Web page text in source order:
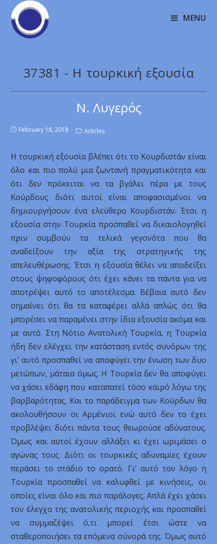
MENU
37381 - Η τουρκική εξουσία
Ν. Λυγερός
February 18, 2018 Articles
Η τουρκική εξουσία βλέπει ότι το Κουρδιστάν είναι
όλο και πιο πολύ μια ζωντανή πραγματικότητα και
ότι δεν πρόκειται να τα βγάλει πέρα με τους
Κούρδους διότι αυτοί είναι αποφασισμένοι να
δημιουργήσουν ένα ελεύθερο Κουρδιστάν. Έτσι η
εξουσία στην Τουρκία προσπαθεί να δικαιολογηθεί
πριν συμβούν τα τελικά γεγονότα που θα
αναδείξουν την αξία της στρατηγικής της
απελευθέρωσης. Έτσι η εξουσία θέλει να αποδείξει
στους ψηφοφόρους ότι έχει κάνει τα πάντα για να
αποτρέψει αυτό το αποτέλεσμα. Βέβαια αυτό δεν
σημαίνει ότι θα τα καταφέρει αλλά απλώς ότι θα
μπορέσει να παραμένει στην ίδια εξουσία ακόμα και
με αυτό. Στη Νότιο Ανατολική Τουρκία, η Τουρκία
ήδη δεν ελέγχει την κατάσταση εντός συνόρων της
γι’ αυτό προσπαθεί να αποφύγει την ένωση των δυο
μετώπων, μάταια όμως. Η Τουρκία δεν θα αποφύγει
να χάσει εδάφη που καταπατεί τόσο καιρό λόγω της
βαρβαρότητας. Και το παράδειγμα των Κούρδων θα
ακολουθήσουν οι Αρμένιοι ενώ αυτό δεν το έχει
προβλέψει διότι πάντα τους θεωρούσε αδύνατους.
Όμως και αυτοί έχουν αλλάξει κι έχει ωριμάσει ο
αγώνας τους. Διότι οι τουρκικές αδυναμίες έχουν
περάσει το στάδιο το ορατό. Γι’ αυτό τον λόγο η
Τουρκία προσπαθεί να καλυφθεί με κινήσεις, οι
οποίες είναι όλο και πιο παράλογες. Απλά έχει χάσει
τον έλεγχο της ανατολικής περιοχής και προσπαθεί
να συμμαζέψει ό,τι μπορεί έτσι ώστε να
σταθεροποιήσει τα επόμενα σύνορά της. Όμως αυτό